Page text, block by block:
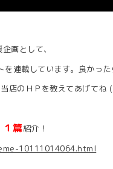
画として、
連載しています。良かった
当店のＨＰを教えてあげて
１篇紹介！
10111014064.html